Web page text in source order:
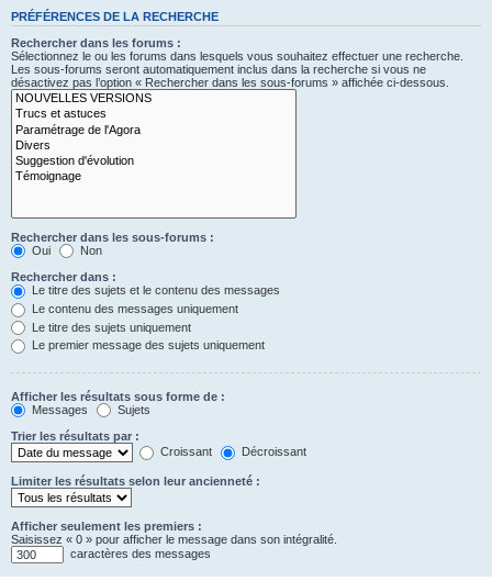
PRÉFÉRENCES DE LA RECHERCHE
Rechercher dans les forums :
Sélectionnez le ou les forums dans lesquels vous souhaitez effectuer une recherche.
Les sous-forums seront automatiquement inclus dans la recherche si vous ne
désactivez pas l’option « Rechercher dans les sous-forums » affichée ci-dessous.
Rechercher dans les sous-forums :
Oui
Non
Rechercher dans :
Le titre des sujets et le contenu des messages
Le contenu des messages uniquement
Le titre des sujets uniquement
Le premier message des sujets uniquement
Afficher les résultats sous forme de :
Messages
Sujets
Trier les résultats par :
Croissant
Décroissant
Limiter les résultats selon leur ancienneté :
Afficher seulement les premiers :
Saisissez « 0 » pour afficher le message dans son intégralité.
caractères des messages